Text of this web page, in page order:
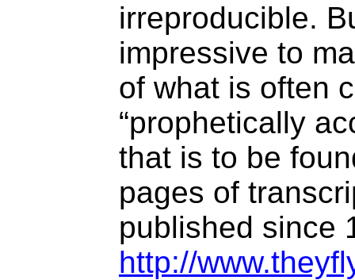
irreproducible.
impressive to
of what is often
“prophetically
that is to be
pages of
published since
http://